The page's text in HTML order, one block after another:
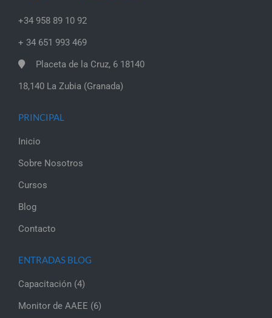
+34 958 89 10 92
+ 34 651 993 469
Placeta de la Cruz, 6 18140
18,140 La Zubia (Granada)
PRINCIPAL
Inicio
Sobre Nosotros
Cursos
Blog
Contacto
ENTRADAS BLOG
Capacitación (4)
Monitor de AAEE (6)